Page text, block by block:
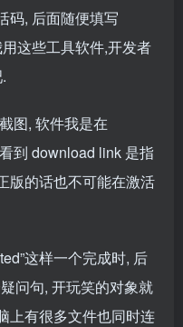
码, 后面随便填写
这些工具软件,开发者
图, 软件我是在
到 download link 是指
版的话也不可能在激活
这样一个完成时, 后
问句, 开玩笑的对象就
上有很多文件也同时连